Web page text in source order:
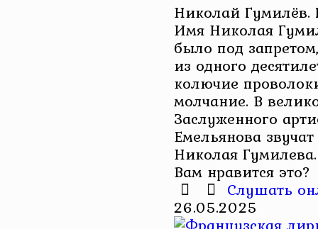
Николай Гумилёв.
Имя Николая
было под
из одного
колючие
молчание. В
Заслуженного
Емельянова
Николая
Вам нравится это?
Слушать
26.05.2025